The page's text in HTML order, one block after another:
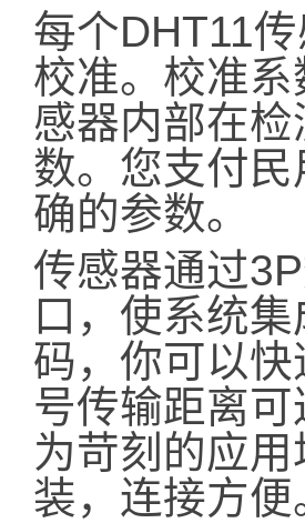
每个DHT11
校准。校准
感器内部在
数。您支付
确的参数。
传感器通过
口，使系统
码，你可以
号传输距离
为苛刻的应
装，连接方便